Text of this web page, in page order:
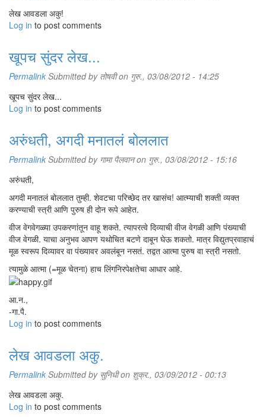
लेख आवडला अकु!
Log in to post comments
खूपच सुंदर लेख...
Permalink Submitted by तोषवीon गुरु., 03/08/2012 - 14:25
खूपच सुंदर लेख...
Log in to post comments
अरुंधती, अगदी मनातलं बोललात
Permalink Submitted by गामा पैलवानon गुरु., 03/08/2012 - 15:16
अरुंधती,
अगदी मनातलं बोललात तुम्ही. शेवटचा परिच्छेद तर खासंच! आत्म्याची शक्ती व्यक्त
करण्याची स्त्री आणि पुरुष ही दोन रूपे आहेत.
वीज वेगवेगळ्या उपकरणांतून वाहू शकते. त्यापरत्वे दिव्याची वीज वेगळी आणि पंख्याची
वीज वेगळी. याचा अनुभव आपण यथोचित बटणे दाबून घेऊ शकतो. मात्र विद्युतप्रवाहाचं
मूळ स्वरूप दिव्यावर वा पंख्यावर अवलंबून नसतं. तद्वत आत्मा पुरुष वा स्त्री नसतो.
त्यामुळे आत्मा (=मूळ चेतना) हाच लिंगनिरपेक्षतेचा आधार आहे.
आ.न.,
-गा.पै.
Log in to post comments
लेख आवडला अकु.
Permalink Submitted by सुनिधीon शुक्र., 03/09/2012 - 00:13
लेख आवडला अकु.
Log in to post comments